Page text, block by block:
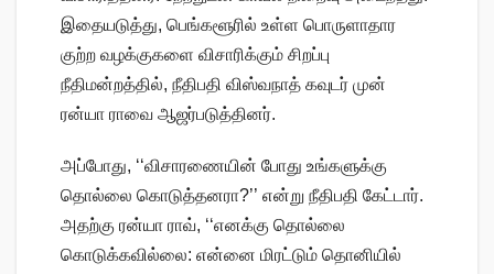
இதையடுத்து, பெங்களூரில் உள்ள பொருளாதார
குற்ற வழக்குகளை விசாரிக்கும் சிறப்பு
நீதிமன்றத்தில், நீதிபதி விஸ்வநாத் கவுடர் முன்
ரன்யா ராவை ஆஜர்படுத்தினர்.
அப்போது, ‘‘விசாரணையின் போது உங்களுக்கு
தொல்லை கொடுத்தனரா?’’ என்று நீதிபதி கேட்டார்.
அதற்கு ரன்யா ராவ், ‘‘எனக்கு தொல்லை
கொடுக்கவில்லை: என்னை மிரட்டும் தொனியில்